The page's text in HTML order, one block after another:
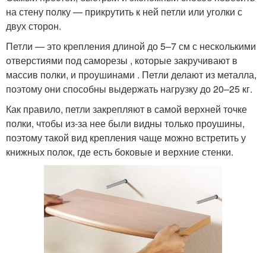
на стену полку — прикрутить к ней петли или уголки с
двух сторон.
Петли — это крепления длиной до 5–7 см с несколькими
отверстиями под саморезы , которые закручивают в
массив полки, и проушинами . Петли делают из металла,
поэтому они способны выдержать нагрузку до 20–25 кг.
Как правило, петли закрепляют в самой верхней точке
полки, чтобы из-за нее были видны только проушины,
поэтому такой вид крепления чаще можно встретить у
книжных полок, где есть боковые и верхние стенки.